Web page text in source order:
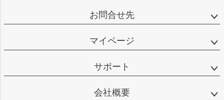
お問合せ先
マイページ
サポート
会社概要